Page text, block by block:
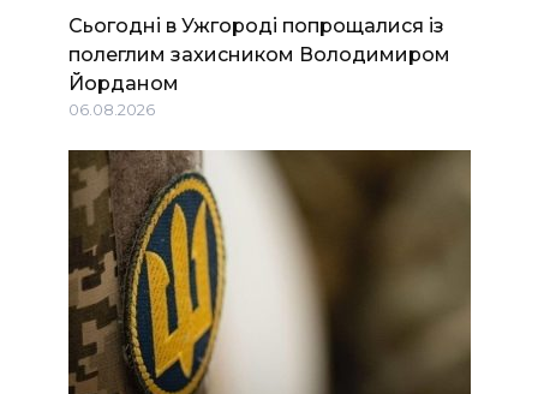
Сьогодні в Ужгороді попрощалися із
полеглим захисником Володимиром
Йорданом
06.08.2026